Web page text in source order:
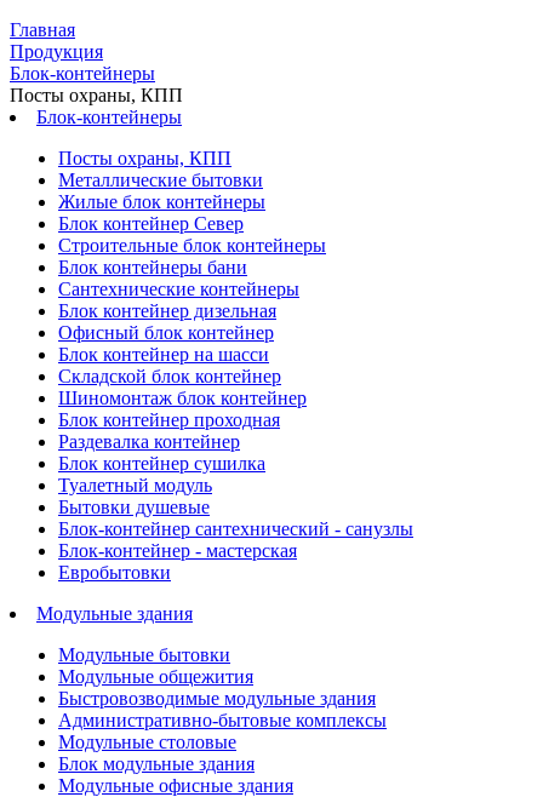
Главная
Продукция
Блок-контейнеры
Посты охраны, КПП
Блок-контейнеры
Посты охраны, КПП
Металлические бытовки
Жилые блок контейнеры
Блок контейнер Север
Строительные блок контейнеры
Блок контейнеры бани
Сантехнические контейнеры
Блок контейнер дизельная
Офисный блок контейнер
Блок контейнер на шасси
Складской блок контейнер
Шиномонтаж блок контейнер
Блок контейнер проходная
Раздевалка контейнер
Блок контейнер сушилка
Туалетный модуль
Бытовки душевые
Блок-контейнер сантехнический - санузлы
Блок-контейнер - мастерская
Евробытовки
Модульные здания
Модульные бытовки
Модульные общежития
Быстровозводимые модульные здания
Административно-бытовые комплексы
Модульные столовые
Блок модульные здания
Модульные офисные здания